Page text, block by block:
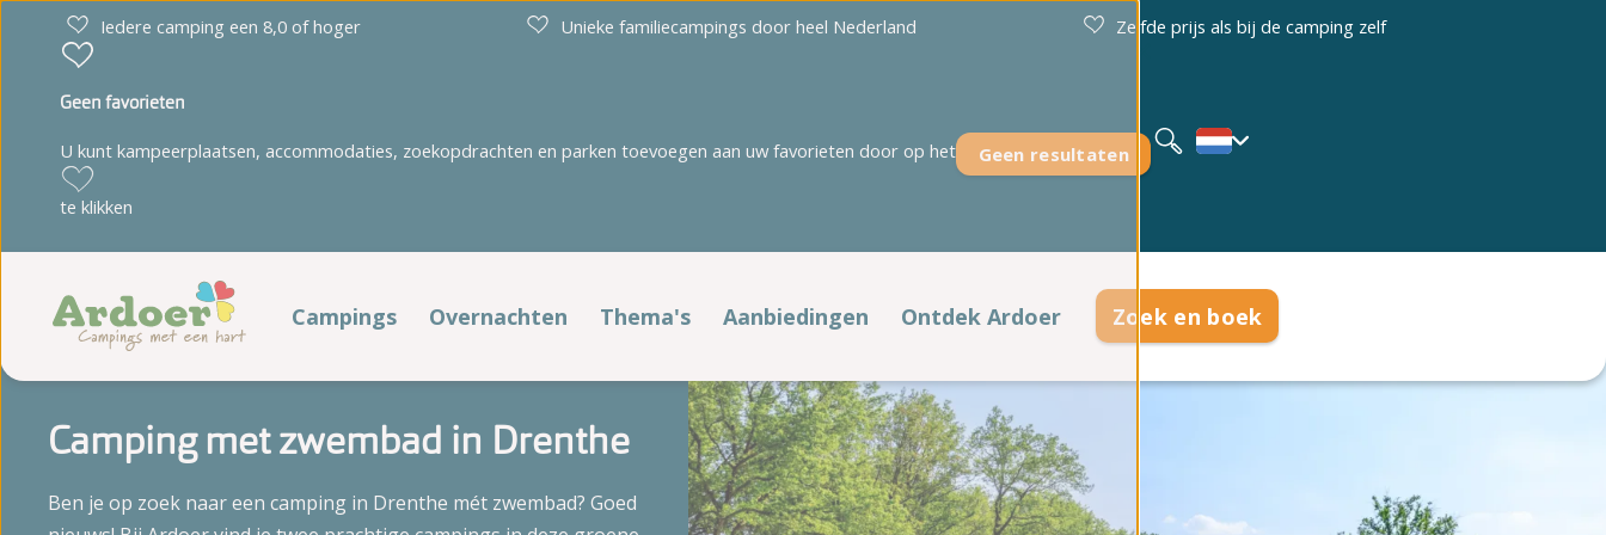
Iedere camping een 8,0 of hoger Unieke familiecampings door heel Nederland Zelfde prijs als bij de camping zelf
Geen resultaten
Geen favorieten
U kunt kampeerplaatsen, accommodaties, zoekopdrachten en parken toevoegen aan uw favorieten door op het
te klikken
English
Campings
Drenthe
Torentjeshoek
Friesland
Cnossen Leekstermeer
It Wiid
De Heldense Bossen
Noord-Brabant
De Ullingse Bergen
Noord-Holland
Holterberg
Noetselerberg
't Rheezerwold
Ginsterveld
De Meerpaal
De Meulinge
De Paardekreek
Overnachten
Verblijfstypen
Thema's
Populaire thema's
Voorjaar Campings aan zee
Aanbiedingen
Voordelig op pad
Alle aanbiedingen
Ontdek Ardoer Zoek en boek
Camping met zwembad in Drenthe
Ben je op zoek naar een camping in Drenthe mét zwembad? Goed